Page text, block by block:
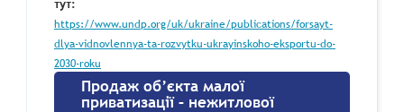
тут:
https://www.undp.org/uk/ukraine/publications/forsayt-
dlya-vidnovlennya-ta-rozvytku-ukrayinskoho-eksportu-do-
2030-roku
Продаж об’єкта малої
приватизації – нежитлової